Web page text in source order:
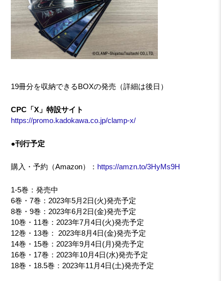
19冊分を収納できるBOXの発売（詳細は後日）
CPC「X」特設サイト
https://promo.kadokawa.co.jp/clamp-x/
●刊行予定
購入・予約（Amazon）： https://amzn.to/3HyMs9H
1-5巻：発売中
6巻・7巻：2023年5月2日(火)発売予定
8巻・9巻：2023年6月2日(金)発売予定
10巻・11巻：2023年7月4日(火)発売予定
12巻・13巻： 2023年8月4日(金)発売予定
14巻・15巻：2023年9月4日(月)発売予定
16巻・17巻：2023年10月4日(水)発売予定
18巻・18.5巻：2023年11月4日(土)発売予定